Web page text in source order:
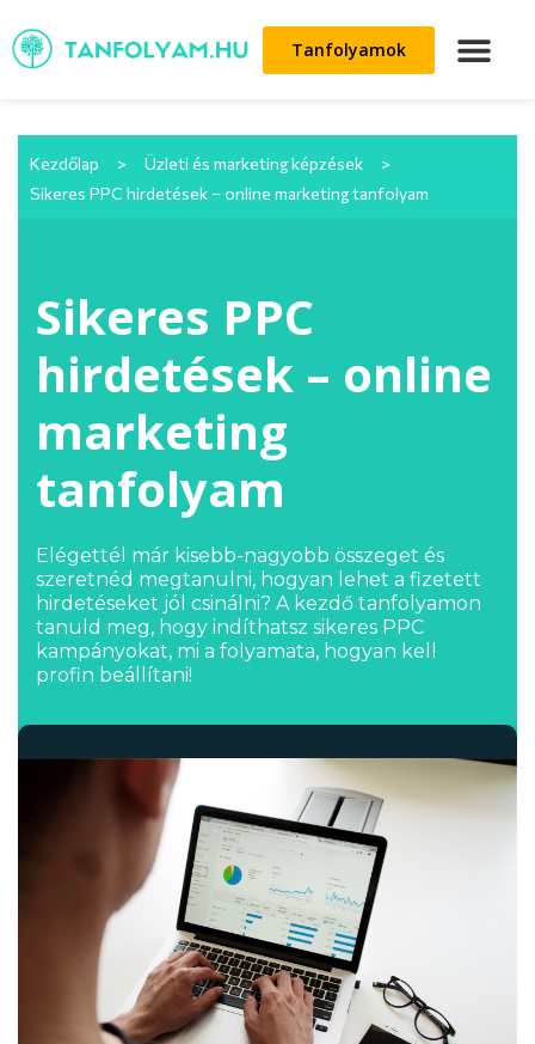
Tanfolyamok
Kezdőlap > Üzleti és marketing képzések
>
Sikeres PPC hirdetések – online marketing tanfolyam
Sikeres PPC
hirdetések – online
marketing
tanfolyam
Elégettél már kisebb-nagyobb összeget és
szeretnéd megtanulni, hogyan lehet a fizetett
hirdetéseket jól csinálni? A kezdő tanfolyamon
tanuld meg, hogy indíthatsz sikeres PPC
kampányokat, mi a folyamata, hogyan kell
profin beállítani!